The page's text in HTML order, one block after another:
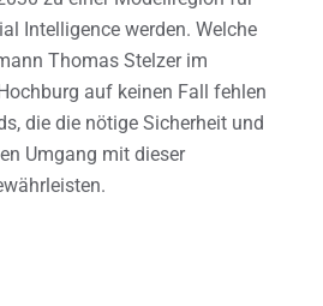
Intelligence werden. Welche
Thomas Stelzer im
auf keinen Fall fehlen
die die nötige Sicherheit und
Umgang mit dieser